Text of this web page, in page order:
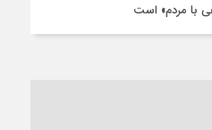
با مردم» است